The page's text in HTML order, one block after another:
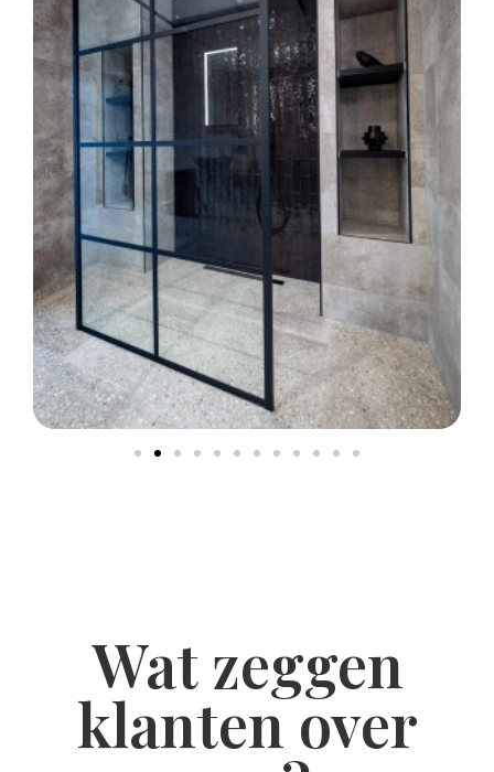
Wat zeggen
klanten over